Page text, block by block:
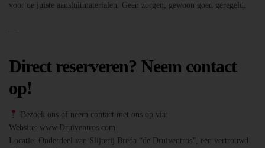
voor de juiste aansluitmaterialen. Geen zorgen, gewoon goed geregeld.
—
Direct reserveren? Neem contact
op!
Bezoek ons of neem contact met ons op via:
Website: www.Druiventros.com
Locatie: Onderdeel van Slijterij Breda “de Druiventros”, een vertrouwd